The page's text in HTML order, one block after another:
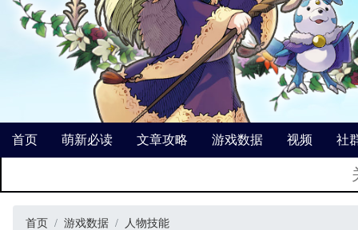
首页 萌新必读 文章攻略 游戏数据 视频 社
首页 游戏数据 人物技能